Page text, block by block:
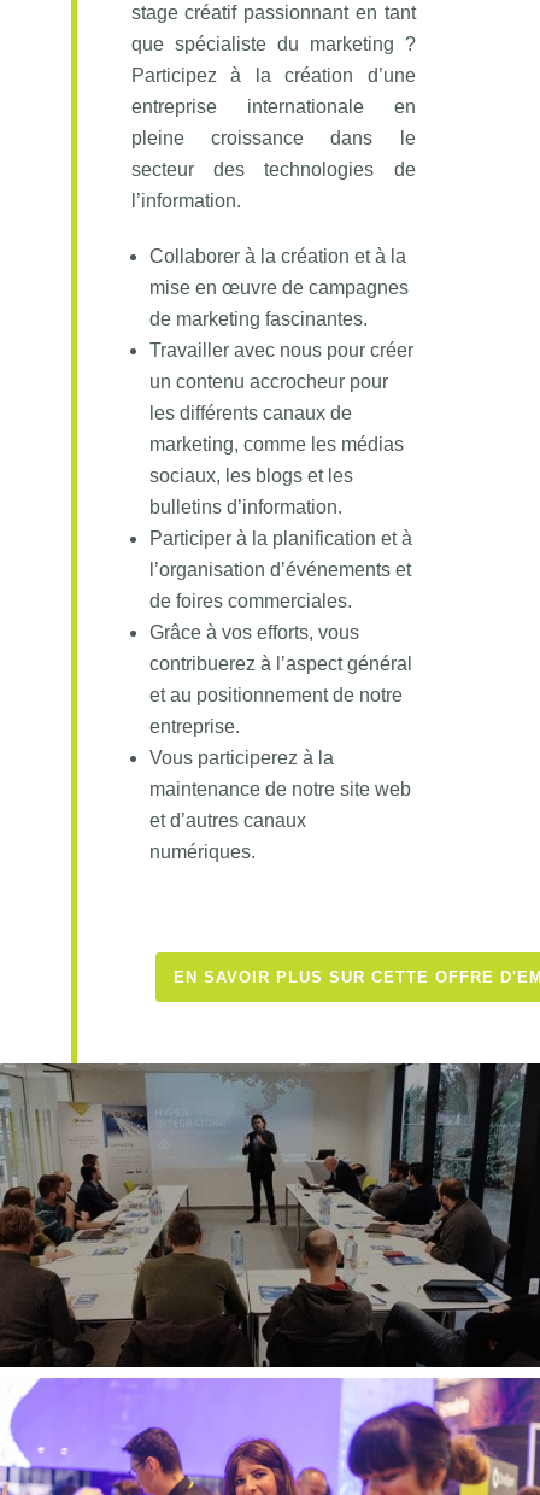
stage créatif passionnant en tant
que spécialiste du marketing ?
Participez à la création d’une
entreprise internationale en
pleine croissance dans le
secteur des technologies de
l’information.
Collaborer à la création et à la
mise en œuvre de campagnes
de marketing fascinantes.
Travailler avec nous pour créer
un contenu accrocheur pour
les différents canaux de
marketing, comme les médias
sociaux, les blogs et les
bulletins d’information.
Participer à la planification et à
l’organisation d’événements et
de foires commerciales.
Grâce à vos efforts, vous
contribuerez à l’aspect général
et au positionnement de notre
entreprise.
Vous participerez à la
maintenance de notre site web
et d’autres canaux
numériques.
EN SAVOIR PLUS SUR CETTE OFFRE